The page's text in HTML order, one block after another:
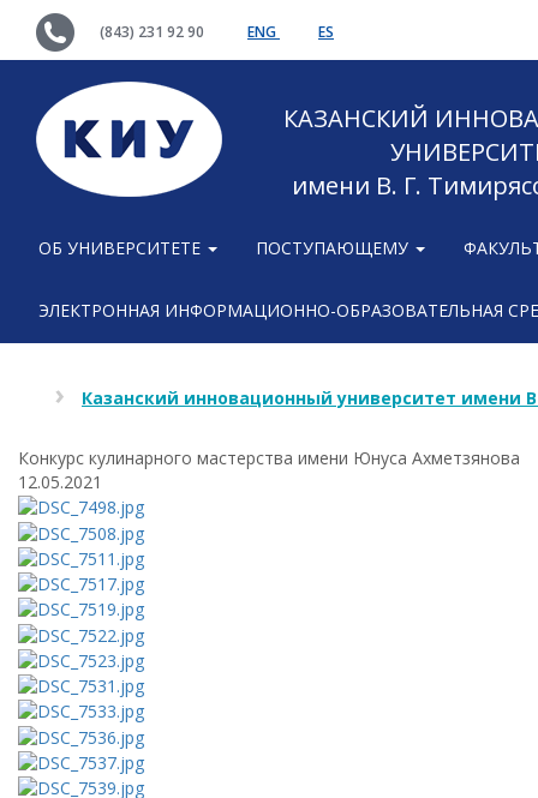
(843) 231 92 90 ENG ES
КАЗАНСКИЙ
имени В. Г.
ОБ УНИВЕРСИТЕТЕ ПОСТУПАЮЩЕМУ
ЭЛЕКТРОННАЯ ИНФОРМАЦИОННО-ОБРАЗОВАТЕЛЬНАЯ
Казанский инновационный университет имени
Конкурс кулинарного мастерства имени Юнуса Ахметзянова
12.05.2021